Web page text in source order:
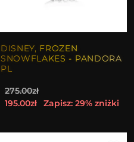
DISNEY, FROZEN
SNOWFLAKES - PANDORA
PL
275.00zł
195.00zł
Zapisz: 29% zniżki